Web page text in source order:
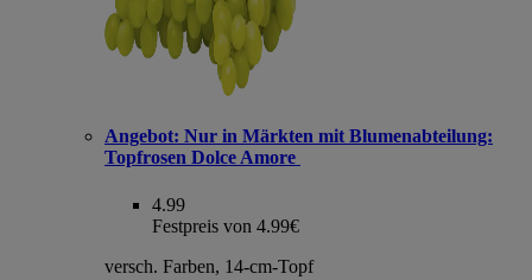
Angebot: Nur in Märkten mit Blumenabteilung:
Topfrosen Dolce Amore
4.99
Festpreis von 4.99€
versch. Farben, 14-cm-Topf